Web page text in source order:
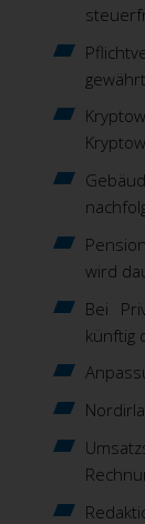
wird
Bei
künftig